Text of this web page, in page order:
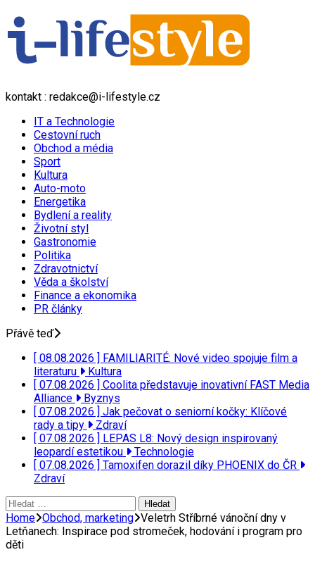
kontakt : redakce@i-lifestyle.cz
IT a Technologie
Cestovní ruch
Obchod a média
Sport
Kultura
Auto-moto
Energetika
Bydlení a reality
Životní styl
Gastronomie
Politika
Zdravotnictví
Věda a školství
Finance a ekonomika
PR články
Přávě teď
[ 08.08.2026 ] FAMILIARITÉ: Nové video spojuje film a
literaturu
Kultura
[ 07.08.2026 ] Coolita představuje inovativní FAST Media
Alliance
Byznys
[ 07.08.2026 ] Jak pečovat o seniorní kočky: Klíčové
rady a tipy
Zdraví
[ 07.08.2026 ] LEPAS L8: Nový design inspirovaný
leopardí estetikou
Technologie
[ 07.08.2026 ] Tamoxifen dorazil díky PHOENIX do ČR
Zdraví
Vyhledávání
Home Obchod, marketing Veletrh Stříbrné vánoční dny v
Letňanech: Inspirace pod stromeček, hodování i program pro
děti